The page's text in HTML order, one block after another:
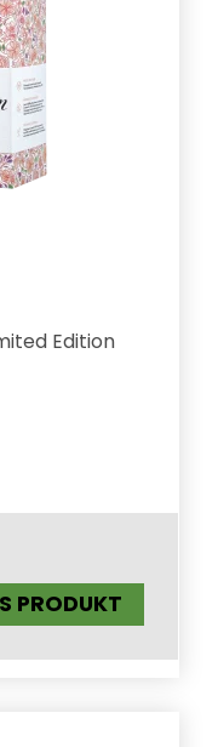
Edition
PRODUKT